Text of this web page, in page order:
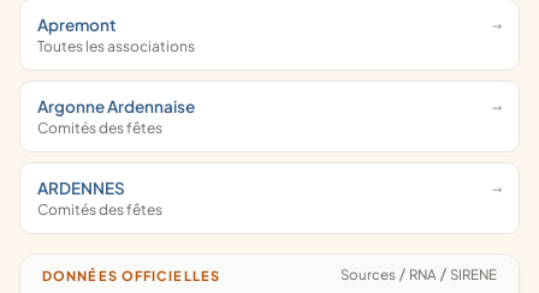
Apremont
Toutes les associations
Argonne Ardennaise
Comités des fêtes
ARDENNES
Comités des fêtes
DONNÉES OFFICIELLES Sources / RNA / SIRENE